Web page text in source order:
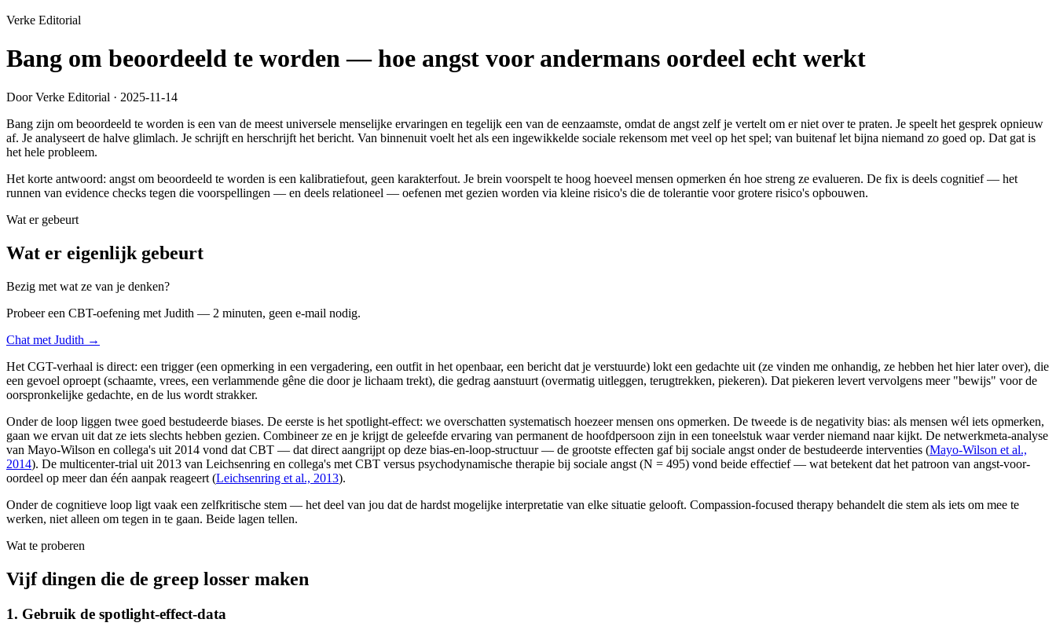
Verke Editorial
Bang om beoordeeld te worden — hoe angst voor andermans oordeel echt werkt
Door Verke Editorial · 2025-11-14
Bang zijn om beoordeeld te worden is een van de meest universele menselijke ervaringen en tegelijk een van de eenzaamste, omdat de angst zelf je vertelt om er niet over te praten. Je speelt het gesprek opnieuw
af. Je analyseert de halve glimlach. Je schrijft en herschrijft het bericht. Van binnenuit voelt het als een ingewikkelde sociale rekensom met veel op het spel; van buitenaf let bijna niemand zo goed op. Dat gat is
het hele probleem.
Het korte antwoord: angst om beoordeeld te worden is een kalibratiefout, geen karakterfout. Je brein voorspelt te hoog hoeveel mensen opmerken én hoe streng ze evalueren. De fix is deels cognitief — het
runnen van evidence checks tegen die voorspellingen — en deels relationeel — oefenen met gezien worden via kleine risico's die de tolerantie voor grotere risico's opbouwen.
Wat er gebeurt
Wat er eigenlijk gebeurt
Bezig met wat ze van je denken?
Probeer een CBT-oefening met Judith — 2 minuten, geen e-mail nodig.
Chat met Judith →
Het CGT-verhaal is direct: een trigger (een opmerking in een vergadering, een outfit in het openbaar, een bericht dat je verstuurde) lokt een gedachte uit (ze vinden me onhandig, ze hebben het hier later over), die
een gevoel oproept (schaamte, vrees, een verlammende gêne die door je lichaam trekt), die gedrag aanstuurt (overmatig uitleggen, terugtrekken, piekeren). Dat piekeren levert vervolgens meer "bewijs" voor de
oorspronkelijke gedachte, en de lus wordt strakker.
Onder de loop liggen twee goed bestudeerde biases. De eerste is het spotlight-effect: we overschatten systematisch hoezeer mensen ons opmerken. De tweede is de negativity bias: als mensen wél iets opmerken,
gaan we ervan uit dat ze iets slechts hebben gezien. Combineer ze en je krijgt de geleefde ervaring van permanent de hoofdpersoon zijn in een toneelstuk waar verder niemand naar kijkt. De netwerkmeta-analyse
van Mayo-Wilson en collega's uit 2014 vond dat CBT — dat direct aangrijpt op deze bias-en-loop-structuur — de grootste effecten gaf bij sociale angst onder de bestudeerde interventies (Mayo-Wilson et al.,
2014). De multicenter-trial uit 2013 van Leichsenring en collega's met CBT versus psychodynamische therapie bij sociale angst (N = 495) vond beide effectief — wat betekent dat het patroon van angst-voor-
oordeel op meer dan één aanpak reageert (Leichsenring et al., 2013).
Onder de cognitieve loop ligt vaak een zelfkritische stem — het deel van jou dat de hardst mogelijke interpretatie van elke situatie gelooft. Compassion-focused therapy behandelt die stem als iets om mee te
werken, niet alleen om tegen in te gaan. Beide lagen tellen.
Wat te proberen
Vijf dingen die de greep losser maken
1. Gebruik de spotlight-effect-data